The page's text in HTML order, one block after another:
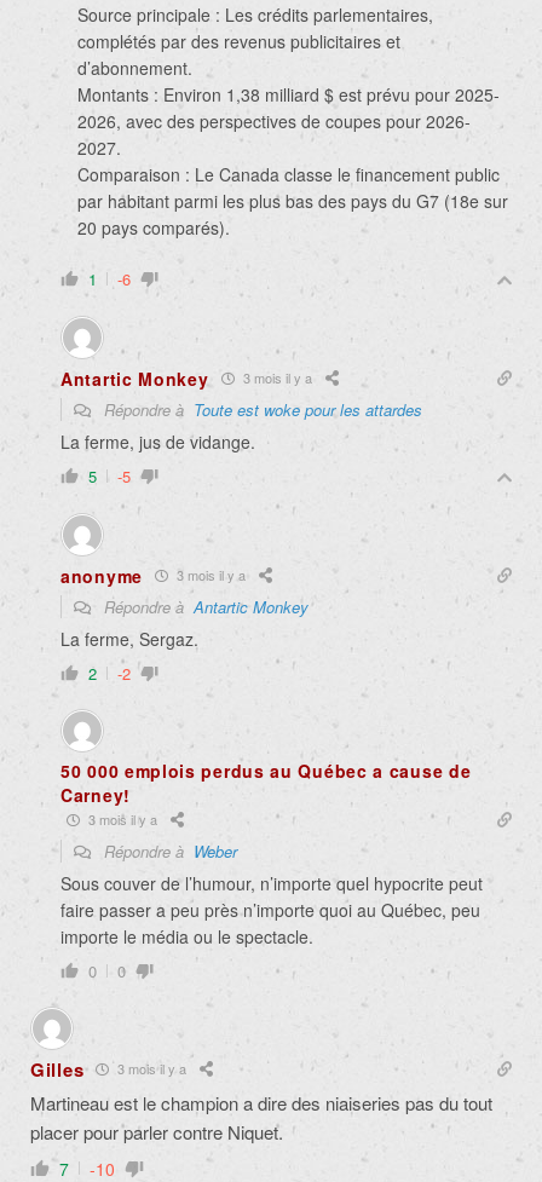
Source principale : Les crédits parlementaires,
complétés par des revenus publicitaires et
d’abonnement.
Montants : Environ 1,38 milliard $ est prévu pour 2025-
2026, avec des perspectives de coupes pour 2026-
2027.
Comparaison : Le Canada classe le financement public
par habitant parmi les plus bas des pays du G7 (18e sur
20 pays comparés).
1 -6
Antartic Monkey 3 mois il y a
Répondre à Toute est woke pour les attardes
La ferme, jus de vidange.
5 -5
anonyme 3 mois il y a
Répondre à Antartic Monkey
La ferme, Sergaz.
2 -2
50 000 emplois perdus au Québec a cause de
Carney!
3 mois il y a
Répondre à Weber
Sous couver de l’humour, n’importe quel hypocrite peut
faire passer a peu près n’importe quoi au Québec, peu
importe le média ou le spectacle.
0 0
Gilles 3 mois il y a
Martineau est le champion a dire des niaiseries pas du tout
placer pour parler contre Niquet.
7 -10